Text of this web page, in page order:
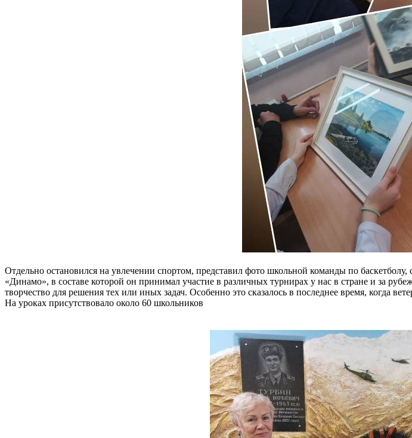
Отдельно остановился на увлечении спортом, представил фото школьной команды по
«Динамо», в составе которой он принимал участие в различных турнирах у нас в стране и за
творчество для решения тех или иных задач. Особенно это сказалось в последнее время, когда
На уроках присутствовало около 60 школьников